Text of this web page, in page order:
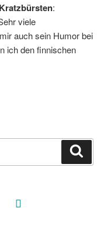
:
viele
auch sein Humor bei
ich den finnischen
goodreads